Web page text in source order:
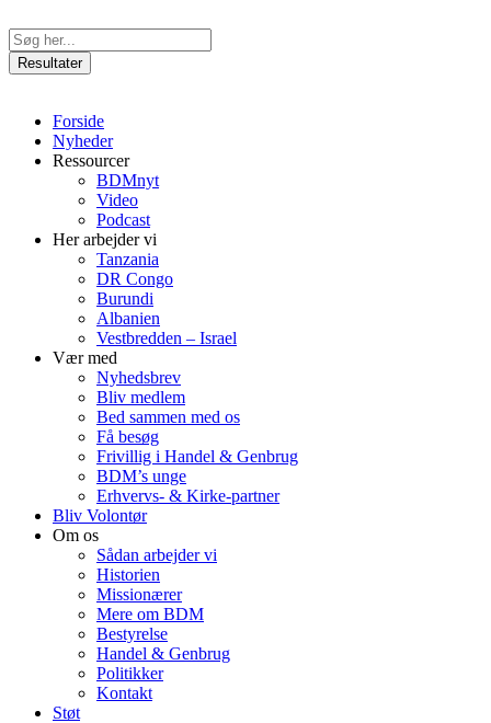
til
indhold
Search
...Resultater
Forside
Nyheder
Ressourcer
BDMnyt
Video
Podcast
Her arbejder vi
Tanzania
DR Congo
Burundi
Albanien
Vestbredden – Israel
Vær med
Nyhedsbrev
Bliv medlem
Bed sammen med os
Få besøg
Frivillig i Handel & Genbrug
BDM’s unge
Erhvervs- & Kirke-partner
Bliv Volontør
Om os
Sådan arbejder vi
Historien
Missionærer
Mere om BDM
Bestyrelse
Handel & Genbrug
Politikker
Kontakt
Støt